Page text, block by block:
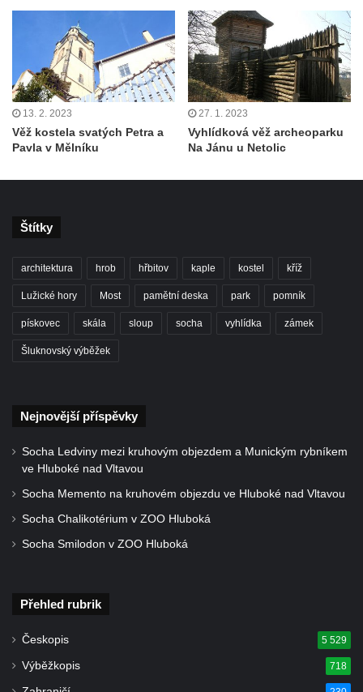
13. 2. 2023
Věž kostela svatých Petra a
Pavla v Mělníku
27. 1. 2023
Vyhlídková věž archeoparku
Na Jánu u Netolic
Štítky
architektura hrob hřbitov kaple kostel kříž
Lužické hory Most pamětní deska park pomník
pískovec skála sloup socha vyhlídka zámek
Šluknovský výběžek
Nejnovější příspěvky
Socha Ledviny mezi kruhovým objezdem a Munickým rybníkem
ve Hluboké nad Vltavou
Socha Memento na kruhovém objezdu ve Hluboké nad Vltavou
Socha Chalikotérium v ZOO Hluboká
Socha Smilodon v ZOO Hluboká
Přehled rubrik
Českopis 5 529
Výběžkopis 718